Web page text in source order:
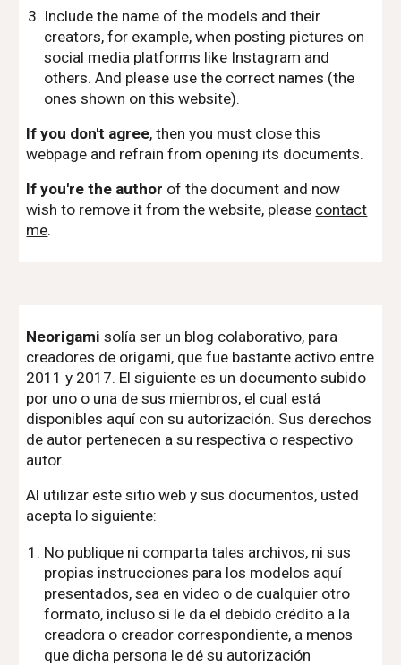
Include the name of the models and their
creators, for example, when posting pictures on
social media platforms like Instagram and
others. And please use the correct names (the
ones shown on this website).
If you don't agree, then you must close this
webpage and refrain from opening its documents.
If you're the author of the document and now
wish to remove it from the website, please contact
me.
Neorigami solía ser un blog colaborativo, para
creadores de origami, que fue bastante activo entre
2011 y 2017. El siguiente es un documento subido
por uno o una de sus miembros, el cual está
disponibles aquí con su autorización. Sus derechos
de autor pertenecen a su respectiva o respectivo
autor.
Al utilizar este sitio web y sus documentos, usted
acepta lo siguiente:
No publique ni comparta tales archivos, ni sus
propias instrucciones para los modelos aquí
presentados, sea en video o de cualquier otro
formato, incluso si le da el debido crédito a la
creadora o creador correspondiente, a menos
que dicha persona le dé su autorización